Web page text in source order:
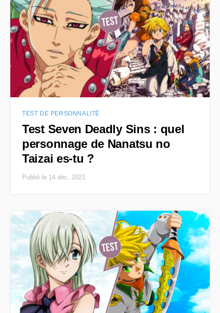
TEST DE PERSONNALITÉ
Test Seven Deadly Sins : quel
personnage de Nanatsu no
Taizai es-tu ?
Publié le 14 déc. 2021